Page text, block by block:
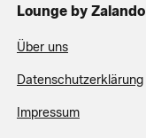
Lounge by Zalando
Über uns
Datenschutzerklärung
Impressum